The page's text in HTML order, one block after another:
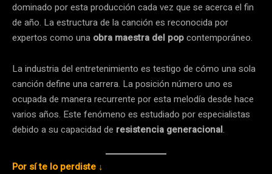
dominado por esta producción cada vez que se acerca el fin
de año. La estructura de la canción es reconocida por
expertos como una obra maestra del popcontemporáneo.
La industria del entretenimiento es testigo de cómo una sola
canción define una carrera. La posición número uno es
ocupada de manera recurrente por esta melodía desde hace
varios años. Este fenómeno es estudiado por especialistas
debido a su capacidad de resistencia generacional.
Por sí te lo perdiste ↓